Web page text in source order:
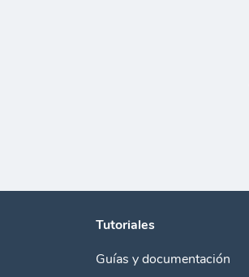
Tutoriales
Guías y documentación